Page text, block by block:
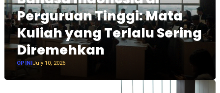
Perguruan Tinggi: Mata
Kuliah yang Terlalu Sering
Diremehkan
OPINI July 10, 2026